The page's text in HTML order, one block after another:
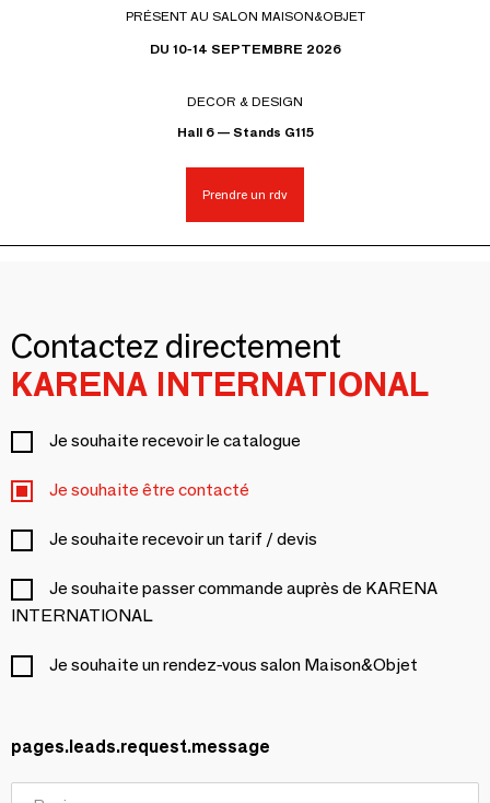
PRÉSENT AU SALON MAISON&OBJET
DU 10-14 SEPTEMBRE 2026
DECOR & DESIGN
Hall 6 — Stands G115
Prendre un rdv
Contactez directement
KARENA INTERNATIONAL
Je souhaite recevoir le catalogue
Je souhaite être contacté
Je souhaite recevoir un tarif / devis
Je souhaite passer commande auprès de KARENA
INTERNATIONAL
Je souhaite un rendez-vous salon Maison&Objet
pages.leads.request.message